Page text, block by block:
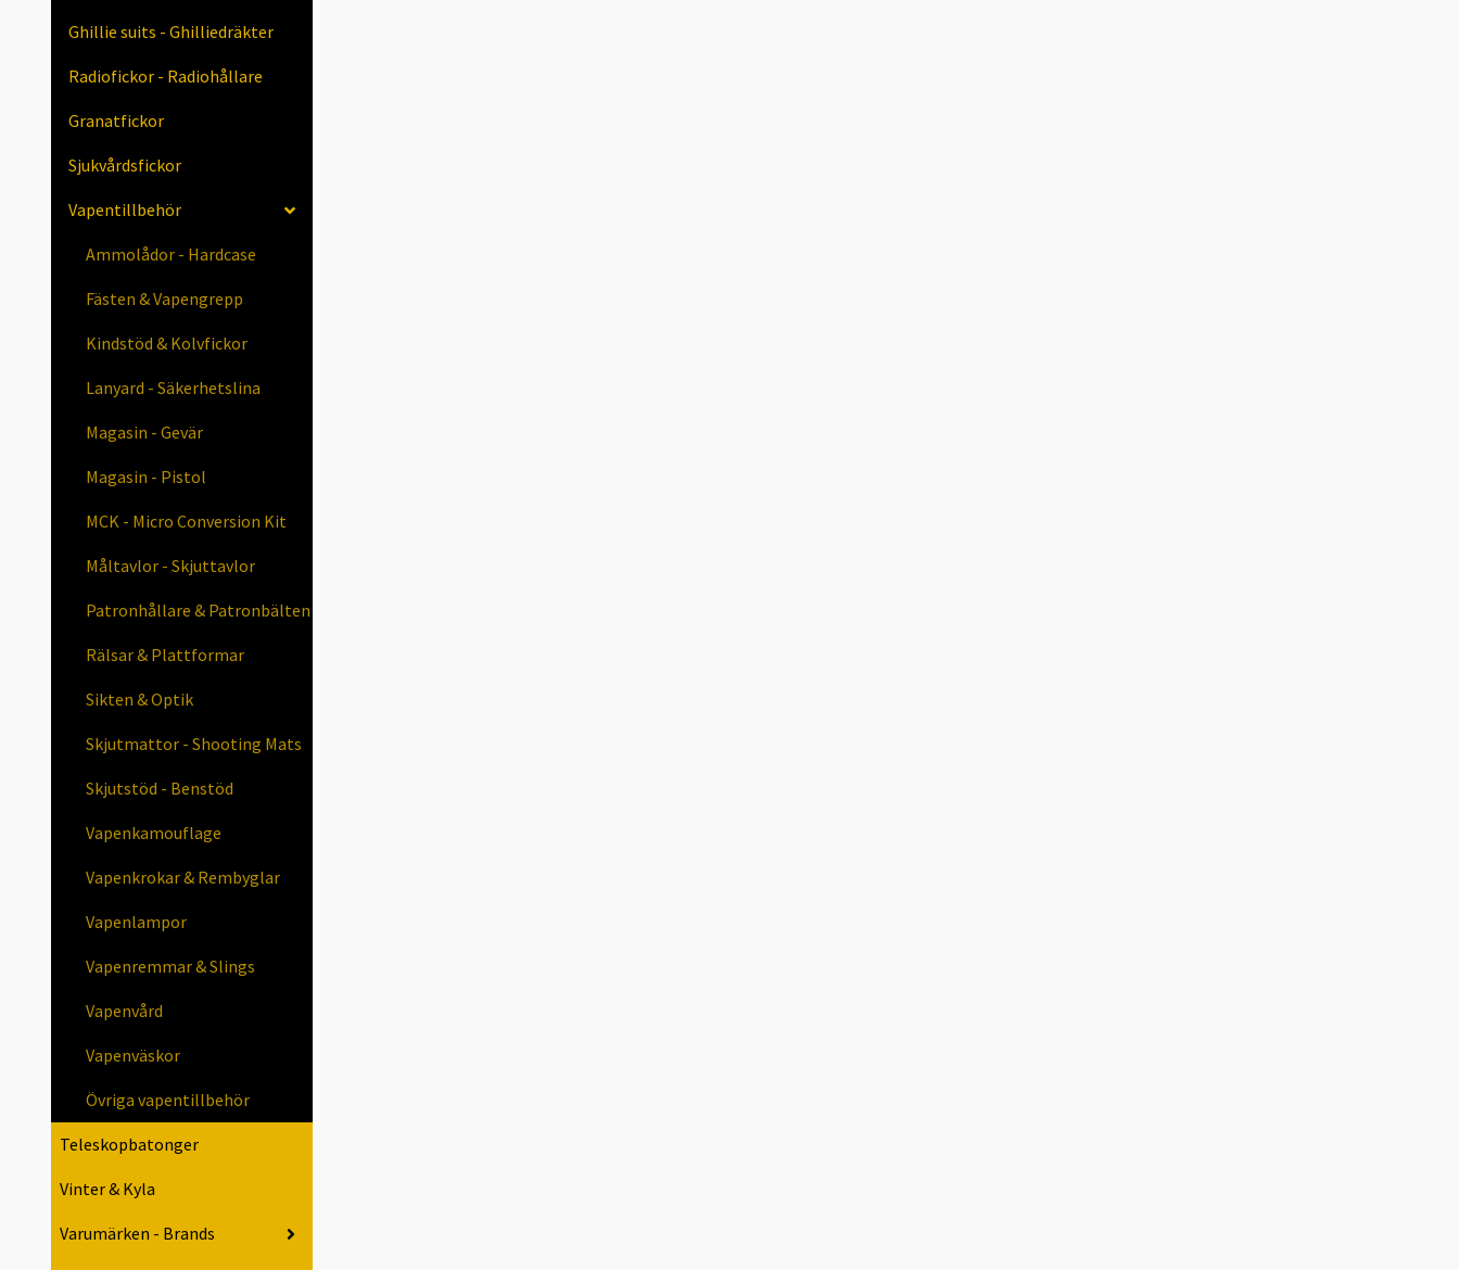
Ghillie suits - Ghilliedräkter
Radiofickor - Radiohållare
Granatfickor
Sjukvårdsfickor
Vapentillbehör
Ammolådor - Hardcase
Fästen & Vapengrepp
Kindstöd & Kolvfickor
Lanyard - Säkerhetslina
Magasin - Gevär
Magasin - Pistol
MCK - Micro Conversion Kit
Måltavlor - Skjuttavlor
Patronhållare & Patronbälten
Rälsar & Plattformar
Sikten & Optik
Skjutmattor - Shooting Mats
Skjutstöd - Benstöd
Vapenkamouflage
Vapenkrokar & Rembyglar
Vapenlampor
Vapenremmar & Slings
Vapenvård
Vapenväskor
Övriga vapentillbehör
Teleskopbatonger
Vinter & Kyla
Varumärken - Brands